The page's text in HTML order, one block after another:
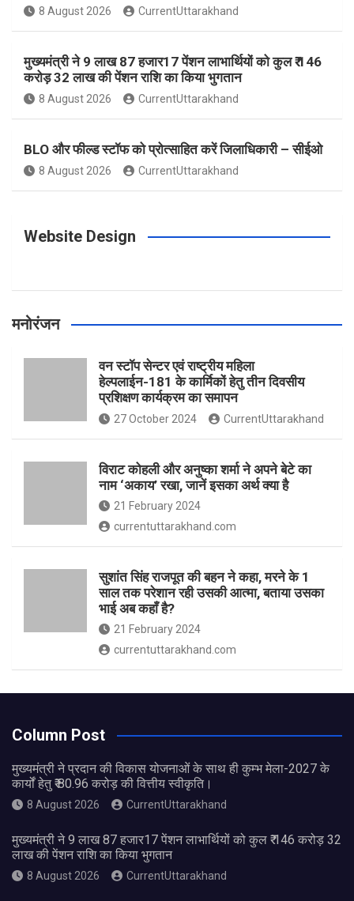
b
o
k
a
g
a
e
r
s
t
e
u
8 August 2026 CurrentUttarakhand
मुख्यमंत्री ने 9 लाख 87 हजार17 पेंशन लाभार्थियों को कुल ₹ 146
करोड़ 32 लाख की पेंशन राशि का किया भुगतान
8 August 2026 CurrentUttarakhand
BLO और फील्ड स्टॉफ को प्रोत्साहित करें जिलाधिकारी – सीईओ
8 August 2026 CurrentUttarakhand
Website Design
मनोरंजन
वन स्टॉप सेन्टर एवं राष्ट्रीय महिला
हेल्पलाईन-181 के कार्मिकों हेतु तीन दिवसीय
प्रशिक्षण कार्यक्रम का समापन
27 October 2024 CurrentUttarakhand
विराट कोहली और अनुष्का शर्मा ने अपने बेटे का
नाम ‘अकाय’ रखा, जानें इसका अर्थ क्‍या है
21 February 2024
currentuttarakhand.com
सुशांत सिंह राजपूत की बहन ने कहा, मरने के 1
साल तक परेशान रही उसकी आत्मा, बताया उसका
भाई अब कहाँ है?
21 February 2024
currentuttarakhand.com
Column Post
मुख्यमंत्री ने प्रदान की विकास योजनाओं के साथ ही कुम्भ मेला-2027 के
कार्यों हेतु ₹ 80.96 करोड़ की वित्तीय स्वीकृति।
8 August 2026 CurrentUttarakhand
मुख्यमंत्री ने 9 लाख 87 हजार17 पेंशन लाभार्थियों को कुल ₹ 146 करोड़ 32
लाख की पेंशन राशि का किया भुगतान
8 August 2026 CurrentUttarakhand